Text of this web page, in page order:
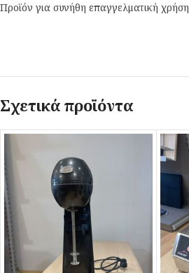
Προϊόν για συνήθη επαγγελματική χρήση
Σχετικά προϊόντα